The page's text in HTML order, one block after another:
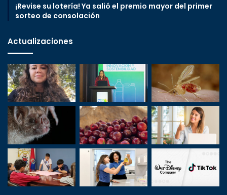
¡Revise su lotería! Ya salió el premio mayor del primer
sorteo de consolación
Actualizaciones